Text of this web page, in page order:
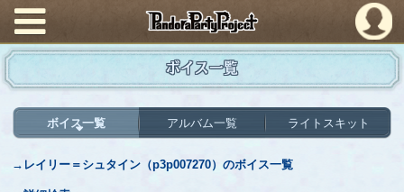
PandoraPartyProject
ボイス一覧
ボイス一覧 アルバム一覧 ライトスキット
→レイリー＝シュタイン（p3p007270）のボイス一覧